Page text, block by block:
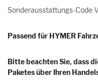
Sonderausstattungs-Code
Passend für HYMER
Bitte beachten Sie, dass
Paketes über Ihren